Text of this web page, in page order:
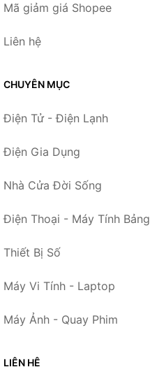
Mã giảm giá Shopee
Liên hệ
CHUYÊN MỤC
Điện Tử - Điện Lạnh
Điện Gia Dụng
Nhà Cửa Đời Sống
Điện Thoại - Máy Tính Bảng
Thiết Bị Số
Máy Vi Tính - Laptop
Máy Ảnh - Quay Phim
LIÊN HỆ